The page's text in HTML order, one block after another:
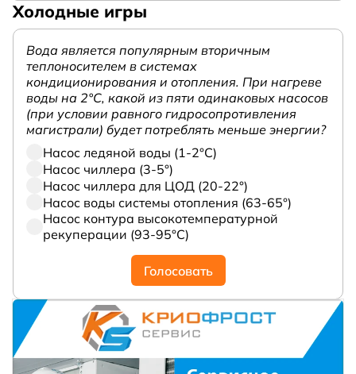
Холодные игры
Вода является популярным вторичным
теплоносителем в системах
кондиционирования и отопления. При нагреве
воды на 2°С, какой из пяти одинаковых насосов
(при условии равного гидросопротивления
магистрали) будет потреблять меньше энергии?
Насос ледяной воды (1-2°С)
Насос чиллера (3-5°)
Насос чиллера для ЦОД (20-22°)
Насос воды системы отопления (63-65°)
Насос контура высокотемпературной
рекуперации (93-95°С)
Голосовать